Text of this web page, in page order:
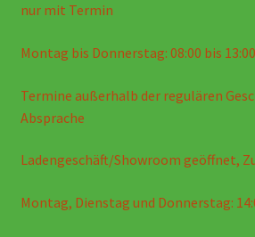
nur mit Termin
Montag bis Donnerstag: 08:00 bis 13:00
Termine außerhalb der regulären
Absprache
Ladengeschäft/Showroom geöffnet,
Montag, Dienstag und Donnerstag: